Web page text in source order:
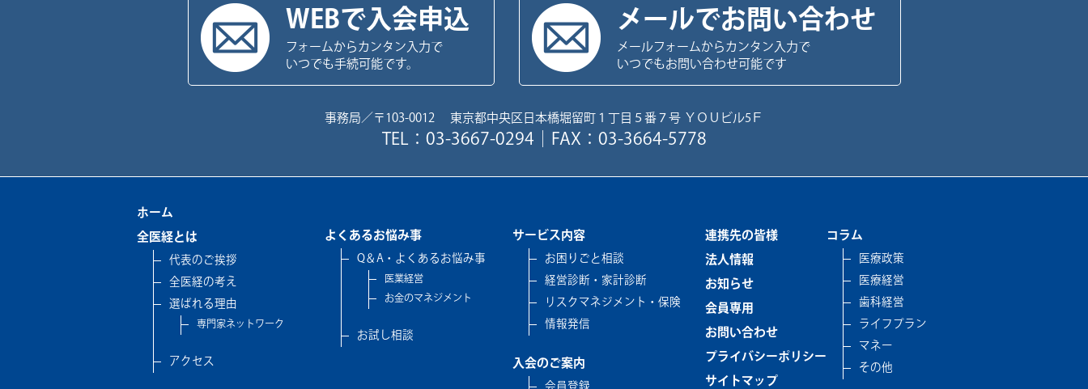
WEBで入会申込
フォームからカンタン入力で
いつでも手続可能です。
メールでお問い合わせ
メールフォームからカンタン入力で
いつでもお問い合わせ可能です
事務局／〒103-0012 東京都中央区日本橋堀留町１丁目５番７号 ＹＯＵビル5Ｆ
TEL：03-3667-0294｜FAX：03-3664-5778
ホーム
全医経とは
代表のご挨拶
全医経の考え
選ばれる理由
専門家ネットワーク
アクセス
よくあるお悩み事
Q＆A・よくあるお悩み事
医業経営
お金のマネジメント
お試し相談
サービス内容
お困りごと相談
経営診断・家計診断
リスクマネジメント・保険
情報発信
入会のご案内
連携先の皆様
法人情報
お知らせ
会員専用
お問い合わせ
プライバシーポリシー
サイトマップ
コラム
医療政策
医療経営
歯科経営
ライフプラン
マネー
その他